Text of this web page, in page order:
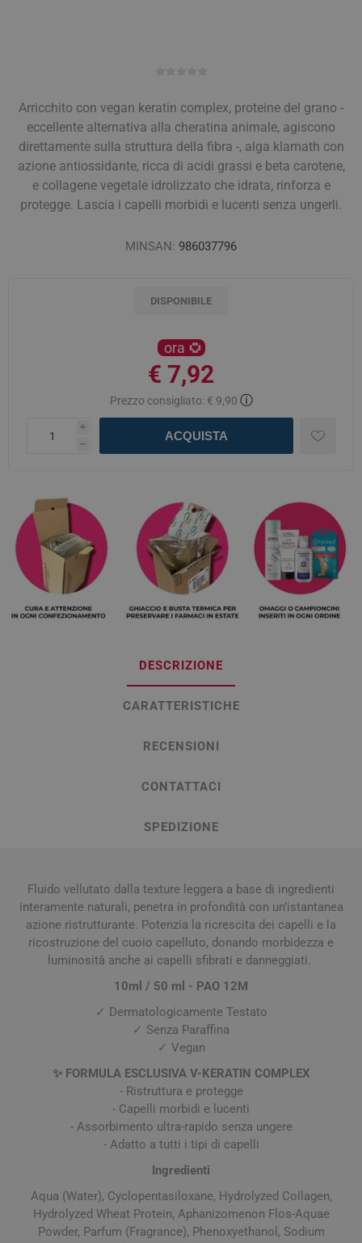
Arricchito con vegan keratin complex, proteine del grano -
eccellente alternativa alla cheratina animale, agiscono
direttamente sulla struttura della fibra -, alga klamath con
azione antiossidante, ricca di acidi grassi e beta carotene,
e collagene vegetale idrolizzato che idrata, rinforza e
protegge. Lascia i capelli morbidi e lucenti senza ungerli.
MINSAN: 986037796
DISPONIBILE
ora
€ 7,92
Prezzo consigliato: € 9,90 ⓘ
i
h
ACQUISTA
DESCRIZIONE
CARATTERISTICHE
RECENSIONI
CONTATTACI
SPEDIZIONE
Fluido vellutato dalla texture leggera a base di ingredienti
interamente naturali, penetra in profondità con un’istantanea
azione ristrutturante. Potenzia la ricrescita dei capelli e la
ricostruzione del cuoio capelluto, donando morbidezza e
luminosità anche ai capelli sfibrati e danneggiati.
10ml / 50 ml - PAO 12M
✓ Dermatologicamente Testato
✓ Senza Paraffina
✓ Vegan
✨ FORMULA ESCLUSIVA V-KERATIN COMPLEX
- Ristruttura e protegge
- Capelli morbidi e lucenti
- Assorbimento ultra-rapido senza ungere
- Adatto a tutti i tipi di capelli
Ingredienti
Aqua (Water), Cyclopentasiloxane, Hydrolyzed Collagen,
Hydrolyzed Wheat Protein, Aphanizomenon Flos-Aquae
Powder, Parfum (Fragrance), Phenoxyethanol, Sodium